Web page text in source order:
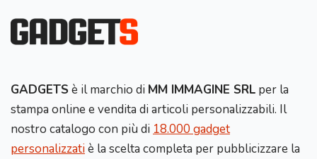
GADGETS è il marchio di MM IMMAGINE SRL per la
stampa online e vendita di articoli personalizzabili. Il
nostro catalogo con più di 18.000 gadget
personalizzatiè la scelta completa per pubblicizzare la